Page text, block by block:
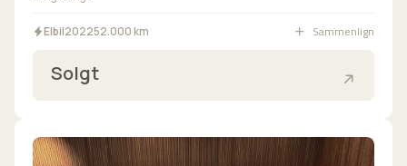
Elbil202252.000 km Sammenlign
Solgt